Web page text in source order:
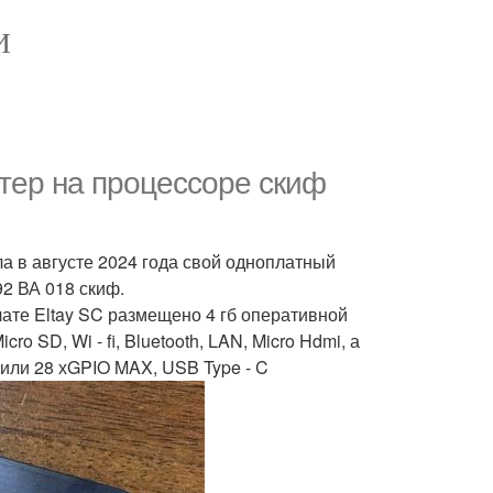
на процессоре скиф
в августе 2024 года свой одноплатный
ВА 018 скиф.
Eltay SC размещено 4 гб оперативной
SD, Wi - fi, Bluetooth, LAN, Micro Hdmi, а
28 хGPIO MAX, USB Type - C